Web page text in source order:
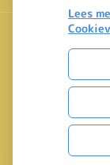
Privacy
Lees